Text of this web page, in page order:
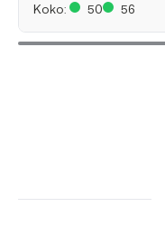
Koko:
50 56